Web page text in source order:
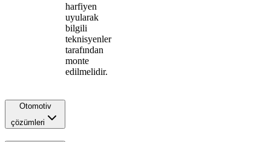
harfiyen
uyularak
bilgili
teknisyenler
tarafından
monte
edilmelidir.
Otomotiv
çözümleri